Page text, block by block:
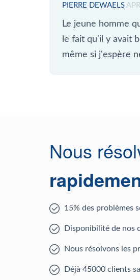
PIERRE DEWAELS
Le jeune homme
le fait qu'il y avait
même si j'espère
Nous
15% des problèmes
Disponibilité de nos
Nous résolvons les
Déjà 45000 clients